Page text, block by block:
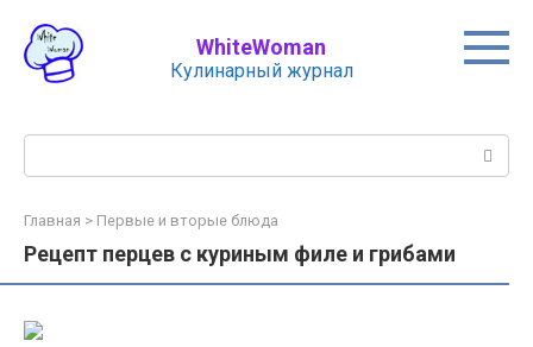
контенту
WhiteWoman
Кулинарный журнал
Главная > Первые и вторые блюда
Рецепт перцев с куриным филе и грибами